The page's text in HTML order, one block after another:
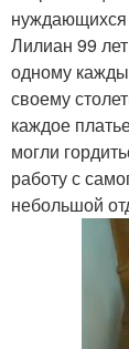
нуждающихся
Лилиан 99
одному
своему
каждое
могли
работу с
небольшой